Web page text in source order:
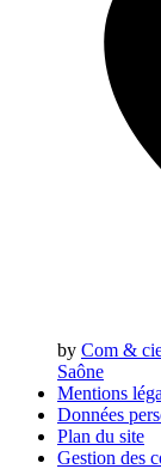
by Com &
Saône
Mentions
Données
Plan du site
Gestion des